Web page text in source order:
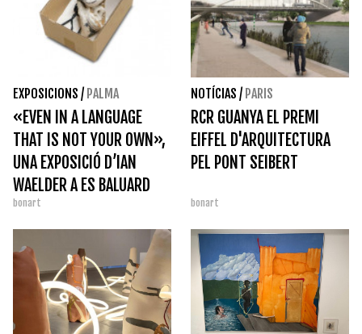
EXPOSICIONS / PALMA
«EVEN IN A LANGUAGE
THAT IS NOT YOUR OWN»,
UNA EXPOSICIÓ D’IAN
WAELDER A ES BALUARD
bonart
NOTÍCIAS / PARIS
RCR GUANYA EL PREMI
EIFFEL D'ARQUITECTURA
PEL PONT SEIBERT
bonart